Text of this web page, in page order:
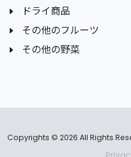
ドライ商品
その他のフルーツ
その他の野菜
Copyrights © 2026 All Rights